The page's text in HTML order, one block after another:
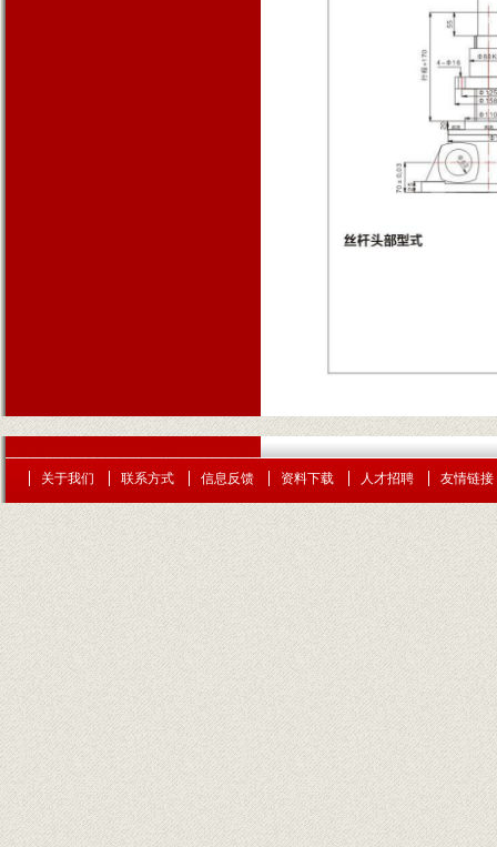
关于我们 联系方式 信息反馈 资料下载 人才招聘 友情链接